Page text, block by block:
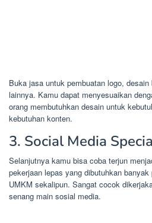
Buka jasa untuk pembuatan logo,
lainnya. Kamu dapat menyesuaikan
orang membutuhkan desain untuk
kebutuhan konten.
3. Social Media
Selanjutnya kamu bisa coba terjun
pekerjaan lepas yang dibutuhkan
UMKM sekalipun. Sangat cocok
senang main sosial media.